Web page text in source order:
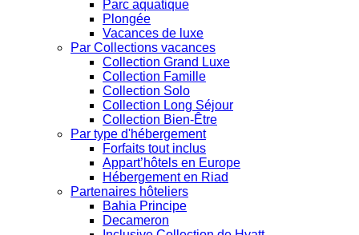
Parc aquatique
Plongée
Vacances de luxe
Par Collections vacances
Collection Grand Luxe
Collection Famille
Collection Solo
Collection Long Séjour
Collection Bien-Être
Par type d'hébergement
Forfaits tout inclus
Appart’hôtels en Europe
Hébergement en Riad
Partenaires hôteliers
Bahia Principe
Decameron